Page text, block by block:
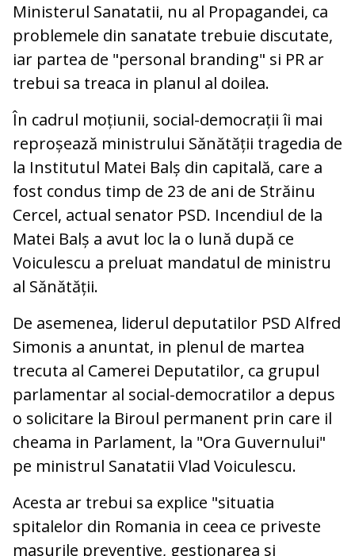
Ministerul Sanatatii, nu al Propagandei, ca
problemele din sanatate trebuie discutate,
iar partea de "personal branding" si PR ar
trebui sa treaca in planul al doilea.
În cadrul moțiunii, social-democrații îi mai
reproșează ministrului Sănătății tragedia de
la Institutul Matei Balș din capitală, care a
fost condus timp de 23 de ani de Străinu
Cercel, actual senator PSD. Incendiul de la
Matei Balș a avut loc la o lună după ce
Voiculescu a preluat mandatul de ministru
al Sănătății.
De asemenea, liderul deputatilor PSD Alfred
Simonis a anuntat, in plenul de martea
trecuta al Camerei Deputatilor, ca grupul
parlamentar al social-democratilor a depus
o solicitare la Biroul permanent prin care il
cheama in Parlament, la "Ora Guvernului"
pe ministrul Sanatatii Vlad Voiculescu.
Acesta ar trebui sa explice "situatia
spitalelor din Romania in ceea ce priveste
masurile preventive, gestionarea si